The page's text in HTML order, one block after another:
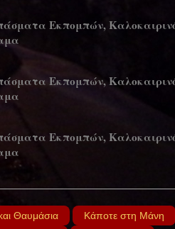
Εκπομπών,
Εκπομπών,
Εκπομπών,
Εκπομπών,
Θαυμάσια
Κάποτε στη Μάνη